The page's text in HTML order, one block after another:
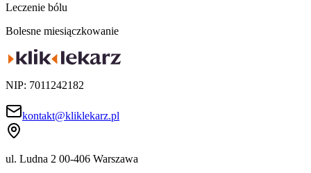
Leczenie bólu
Bolesne miesiączkowanie
NIP: 7011242182
kontakt@kliklekarz.pl
ul. Ludna 2 00-406 Warszawa